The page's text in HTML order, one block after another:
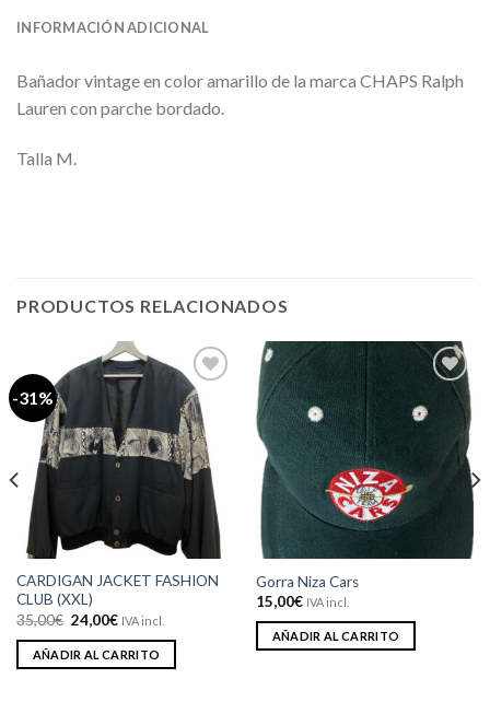
INFORMACIÓN ADICIONAL
Bañador vintage en color amarillo de la marca CHAPS Ralph
Lauren con parche bordado.
Talla M.
PRODUCTOS RELACIONADOS
-31%
Añadir
a la
lista de
deseos
CARDIGAN JACKET FASHION
CLUB (XXL)
35,00€ El
precio
original
era:
24,00€El
actual
es:
IVA incl.
AÑADIR AL CARRITO
Gorra Niza Cars
15,00€ IVA incl.
AÑADIR AL CARRITO